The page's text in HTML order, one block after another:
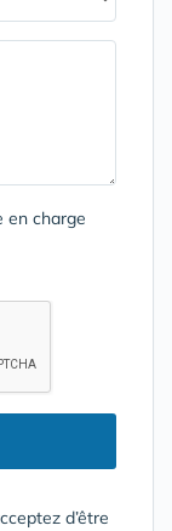
en charge
d’être